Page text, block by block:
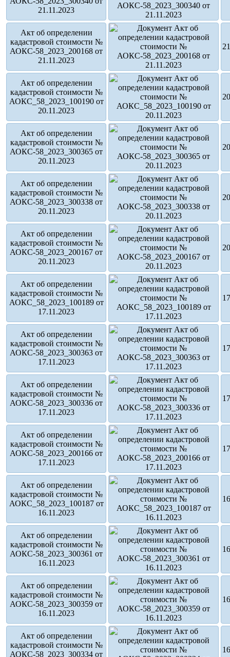
21.11.2023
Акт об определении
кадастровой стоимости №
АОКС-58_2023_200168 от
21.11.2023
Акт об определении
кадастровой стоимости №
АОКС_58_2023_100190 от
20.11.2023
Акт об определении
кадастровой стоимости №
АОКС-58_2023_300365 от
20.11.2023
Акт об определении
кадастровой стоимости №
АОКС-58_2023_300338 от
20.11.2023
Акт об определении
кадастровой стоимости №
АОКС-58_2023_200167 от
20.11.2023
Акт об определении
кадастровой стоимости №
АОКС_58_2023_100189 от
17.11.2023
Акт об определении
кадастровой стоимости №
АОКС-58_2023_300363 от
17.11.2023
Акт об определении
кадастровой стоимости №
АОКС-58_2023_300336 от
17.11.2023
Акт об определении
кадастровой стоимости №
АОКС-58_2023_200166 от
17.11.2023
Акт об определении
кадастровой стоимости №
АОКС_58_2023_100187 от
16.11.2023
Акт об определении
кадастровой стоимости №
АОКС-58_2023_300361 от
16.11.2023
Акт об определении
кадастровой стоимости №
АОКС-58_2023_300359 от
16.11.2023
Акт об определении
кадастровой стоимости №
АОКС-58_2023_300334 от